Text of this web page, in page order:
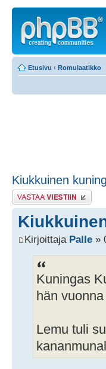
Etusivu ‹ Romulaatikko
Kiukkuinen
Lähetä vastaus
Kirjoittaja Palle »
Kuningas
hän
Lemu tuli